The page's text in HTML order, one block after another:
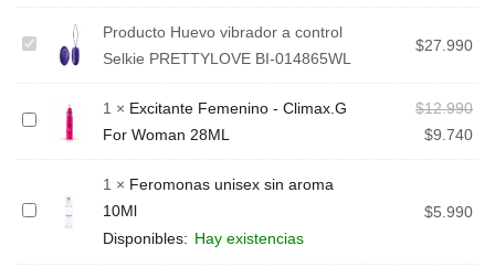
Huevo
vibrador
control
PRETTYLOVE
BI-
014865WL
Producto Huevo vibrador a control
Selkie PRETTYLOVE BI-014865WL
$27.990
Excitante
Climax.G
1 × Excitante Femenino - Climax.G
For Woman 28ML
$12.990
$9.740
Feromonas
sin
1 × Feromonas unisex sin aroma
10Ml
Disponibles: Hay existencias
$5.990